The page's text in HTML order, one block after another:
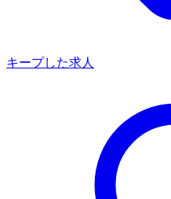
キープした求人